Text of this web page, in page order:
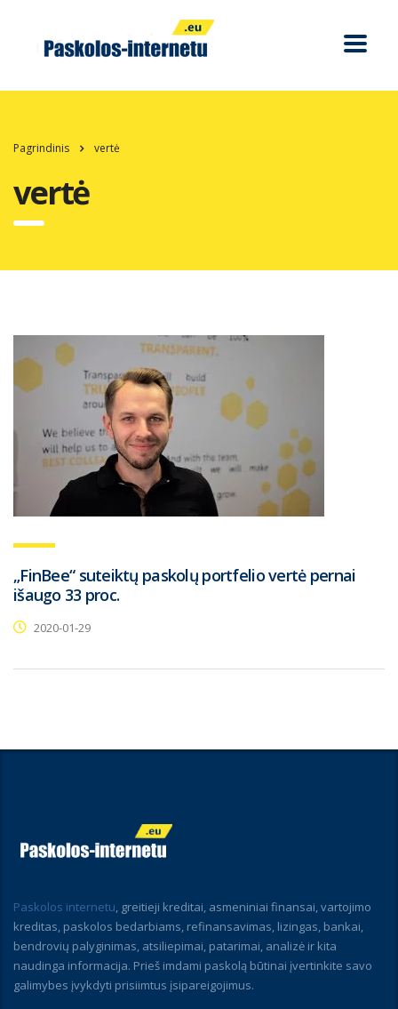
Pagrindinis vertė
vertė
„FinBee“ suteiktų paskolų portfelio vertė pernai
išaugo 33 proc.
2020-01-29
Paskolos internetu, greitieji kreditai, asmeniniai finansai, vartojimo
kreditas, paskolos bedarbiams, refinansavimas, lizingas, bankai,
bendrovių palyginimas, atsiliepimai, patarimai, analizė ir kita
naudinga informacija. Prieš imdami paskolą būtinai įvertinkite savo
galimybes įvykdyti prisiimtus įsipareigojimus.